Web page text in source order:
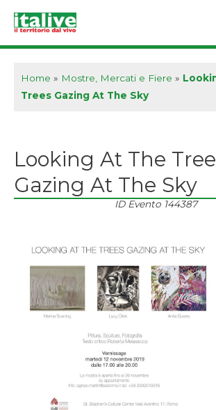
Home » Mostre, Mercati e Fiere »
Trees Gazing At The Sky
Looking At The
Gazing At The Sky
ID Evento 144387